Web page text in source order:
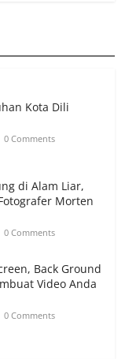
Kota Dili
0 Comments
di Alam Liar,
Morten
0 Comments
Back Ground
Video Anda
0 Comments